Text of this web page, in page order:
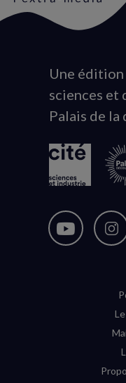
Animation
du
logo
Une édition
sciences et
Palais de
Nous